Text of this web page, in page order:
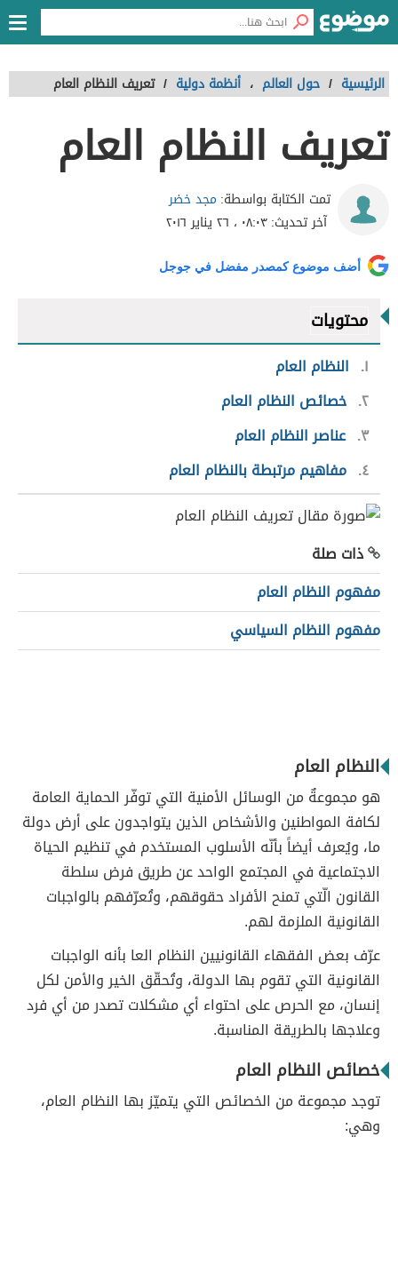
الرئيسية / حول العالم ، أنظمة دولية / تعريف النظام العام
تعريف النظام العام
تمت الكتابة بواسطة: مجد خضر
آخر تحديث:٠٨:٠٣ ، ٢٦ يناير ٢٠١٦
أضف موضوع كمصدر مفضل في جوجل
محتويات
١
النظام العام
٢ خصائص النظام العام
٣ عناصر النظام العام
٤ مفاهيم مرتبطة بالنظام العام
ذات صلة
مفهوم النظام العام
مفهوم النظام السياسي
النظام العام
هو مجموعةٌ من الوسائل الأمنية التي توفّر الحماية العامة
لكافة المواطنين والأشخاص الذين يتواجدون على أرض دولة
ما، ويُعرف أيضاً بأنّه الأسلوب المستخدم في تنظيم الحياة
الاجتماعية في المجتمع الواحد عن طريق فرض سلطة
القانون الّتي تمنح الأفراد حقوقهم، وتُعرّفهم بالواجبات
القانونية الملزمة لهم.
عرّف بعض الفقهاء القانونيين النظام العا بأنه الواجبات
القانونية التي تقوم بها الدولة، وتُحقّق الخير والأمن لكل
إنسان، مع الحرص على احتواء أي مشكلات تصدر من أي فرد
وعلاجها بالطريقة المناسبة.
خصائص النظام العام
توجد مجموعة من الخصائص التي يتميّز بها النظام العام،
وهي: